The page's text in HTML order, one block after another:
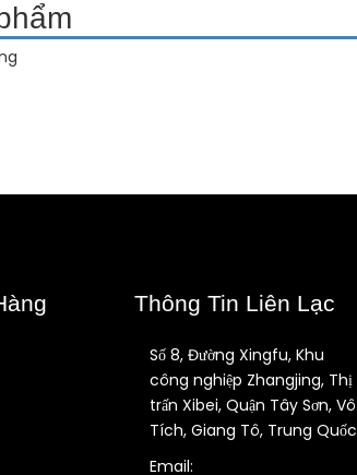
Thông Tin Liên Lạc
Số 8, Đường Xingfu, Khu
công nghiệp Zhangjing, Thị
trấn Xibei, Quận Tây Sơn, Vô
Tích, Giang Tô, Trung Quốc
Email: